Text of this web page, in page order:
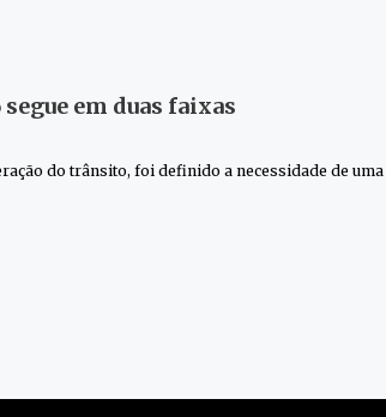
em duas faixas
do trânsito, foi definido a necessidade de